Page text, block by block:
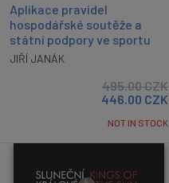
Aplikace pravidel
hospodářské soutěže a
státní podpory ve sportu
JIŘÍ JANÁK
495.00CZK
446.00 CZK
NOT IN STOCK